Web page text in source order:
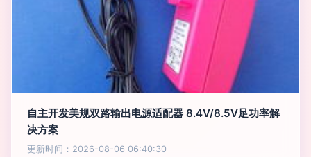
自主开发美规双路输出电源适配器 8.4V/8.5V足功率解
决方案
更新时间：2026-08-06 06:40:30